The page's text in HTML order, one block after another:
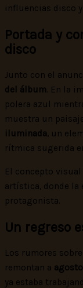
influencias disco
Portada y
disco
Junto con el
del álbum. En la
polera azul
muestra un
iluminada, un
rítmica sugerida
El concepto
artística, donde la
protagonista.
Un regreso
Los rumores
remontan a
ya estaba